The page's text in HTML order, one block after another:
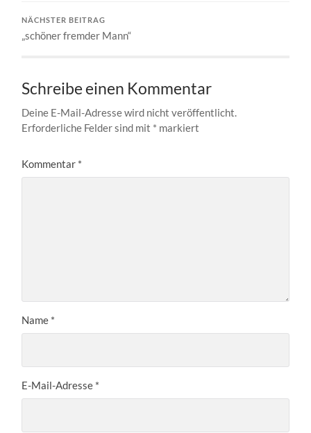
NÄCHSTER BEITRAG
„schöner fremder Mann“
Schreibe einen Kommentar
Deine E-Mail-Adresse wird nicht veröffentlicht.
Erforderliche Felder sind mit * markiert
Kommentar *
Name *
E-Mail-Adresse *